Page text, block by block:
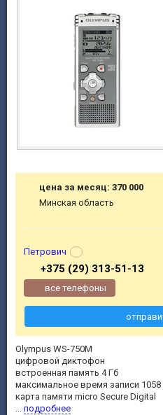
Olympus WS-750M
цифровой диктофон
встроенная память 4 Гб
максимальное время записи 1058
карта памяти micro Secure Digital
... подробнее
цена за месяц: 370 000
Минская область
Петрович
+375 (29) 313-51-13
все телефоны